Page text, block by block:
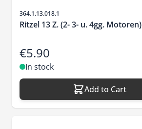
Sku
364.1.13.018.1
Ritzel 13 Z. (2- 3- u. 4gg. Motoren)
€5.90
In stock
Add to Cart